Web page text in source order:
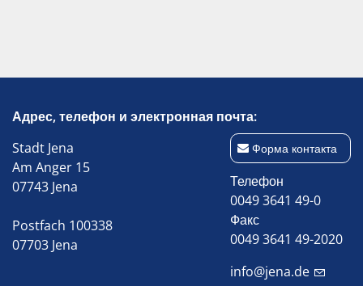
Адрес, телефон и электронная почта:
Stadt Jena
Am Anger 15
07743 Jena
Postfach 100338
07703 Jena
Форма контакта
Телефон
0049 3641 49-0
Факс
0049 3641 49-2020
info@jena.de